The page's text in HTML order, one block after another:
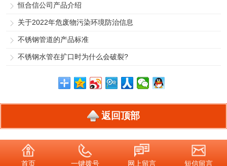
恒合信公司产品介绍
关于2022年危废物污染环境防治信息
不锈钢管道的产品标准
不锈钢水管在扩口时为什么会破裂?
首页 一键拨号 网上留言 短信留言
返回顶部